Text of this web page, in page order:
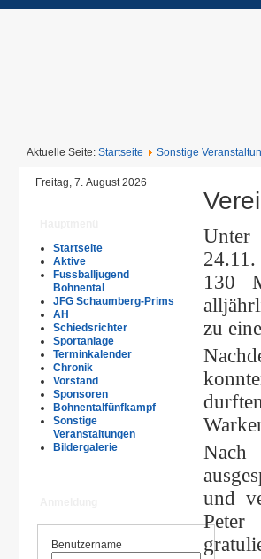
Aktuelle Seite: Startseite Sonstige
Freitag, 7. August 2026
Startseite
Aktive
Fussballjugend
Bohnental
JFG Schaumberg-Prims
AH
Schiedsrichter
Sportanlage
Terminkalender
Chronik
Vorstand
Sponsoren
Bohnentalfünfkampf
Sonstige
Veranstaltungen
Bildergalerie
Benutzername
Unter
130
zu
Nach
und
Peter